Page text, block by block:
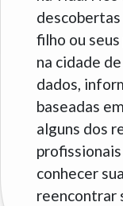
descobertas
filho ou
na cidade
dados,
baseadas
alguns dos
conhecer
reencontrar